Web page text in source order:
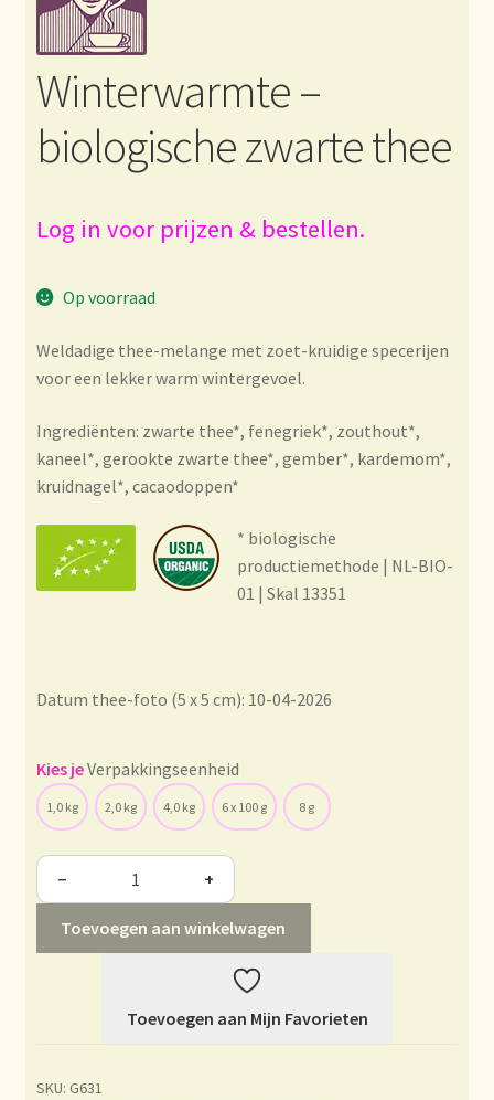
Bezahlung und Rabatte
Bienvenue dans notre commerce de gros de thé !
Bio-Zertifikate
Certificats biologiques
Commande et délai de livraison
Condiciones generales
Conditions générales
Contacto
Current price list
Déclaration de confidentialité
Devoluciones y garantía
Winterwarmte –
biologische zwarte thee
Log in voor prijzen & bestellen.
Op voorraad
Weldadige thee-melange met zoet-kruidige specerijen
voor een lekker warm wintergevoel.
Ingrediënten: zwarte thee*, fenegriek*, zouthout*,
kaneel*, gerookte zwarte thee*, gember*, kardemom*,
kruidnagel*, cacaodoppen*
* biologische
productiemethode | NL-BIO-
01 | Skal 13351
Datum thee-foto (5 x 5 cm): 10-04-2026
Verpakkingseenheid
1,0 kg 2,0 kg 4,0 kg 6 x 100 g 8 g
− +
Toevoegen aan winkelwagen
Toevoegen aan Mijn Favorieten
SKU: G631